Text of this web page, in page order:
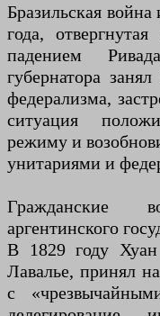
Бразильская
года,
падением
губернатора
федерализма,
ситуация
режиму и
унитариями и
Гражданские
аргентинского
В 1829 году
Лавалье, принял
с